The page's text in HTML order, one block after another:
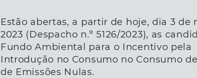
Estão abertas, a partir de hoje, dia 3 de
2023 (Despacho n.º 5126/2023), as
Fundo Ambiental para o Incentivo pela
Introdução no Consumo no Consumo
de Emissões Nulas.